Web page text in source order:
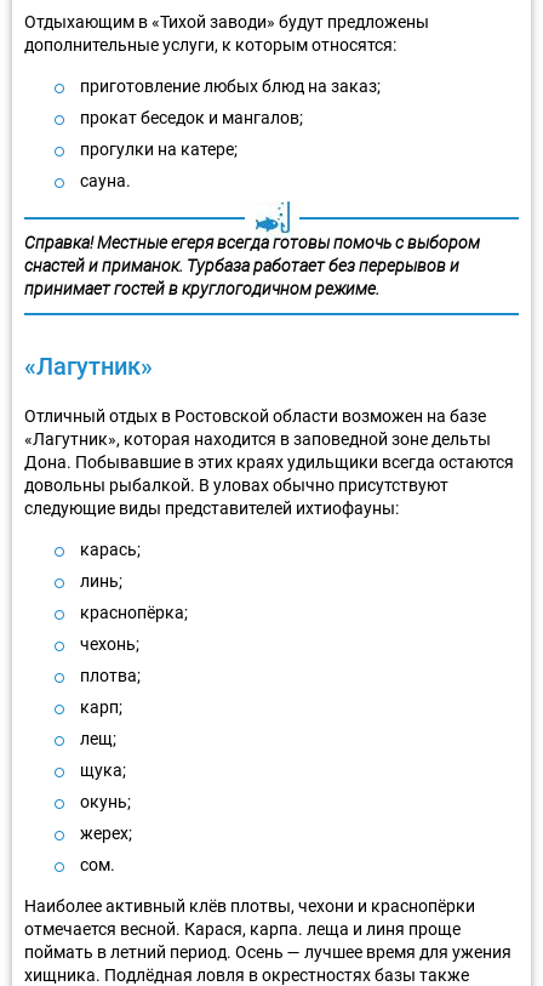
Отдыхающим в «Тихой заводи» будут предложены
дополнительные услуги, к которым относятся:
приготовление любых блюд на заказ;
прокат беседок и мангалов;
прогулки на катере;
сауна.
Справка! Местные егеря всегда готовы помочь с выбором
снастей и приманок. Турбаза работает без перерывов и
принимает гостей в круглогодичном режиме.
«Лагутник»
Отличный отдых в Ростовской области возможен на базе
«Лагутник», которая находится в заповедной зоне дельты
Дона. Побывавшие в этих краях удильщики всегда остаются
довольны рыбалкой. В уловах обычно присутствуют
следующие виды представителей ихтиофауны:
карась;
линь;
краснопёрка;
чехонь;
плотва;
карп;
лещ;
щука;
окунь;
жерех;
сом.
Наиболее активный клёв плотвы, чехони и краснопёрки
отмечается весной. Карася, карпа. леща и линя проще
поймать в летний период. Осень — лучшее время для ужения
хищника. Подлёдная ловля в окрестностях базы также